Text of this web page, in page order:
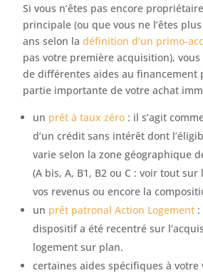
Si vous n’êtes pas encore
principale (ou que vous ne l’êtes
ans selon ladéfinition d’un primo-
pas votre première acquisition),
de différentes aides au financement
partie importante de votre achat
un prêt à taux zéro : il s’agit
d’un crédit sans intérêt dont
varie selon la zone géographique
(A bis, A, B1, B2 ou C : voir tout
vos revenus ou encore la
un prêt patronal Action Logement :
dispositif a été recentré sur
logement sur plan.
certaines aides spécifiques à votre